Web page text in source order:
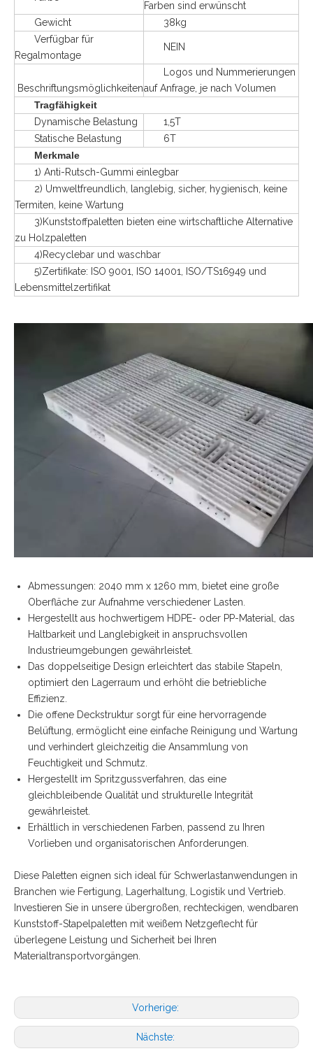
Farben sind erwünscht
Gewicht
38kg
Verfügbar für
Regalmontage
NEIN
Beschriftungsmöglichkeiten
Logos und Nummerierungen
auf Anfrage, je nach Volumen
Tragfähigkeit
Dynamische Belastung
1,5T
Statische Belastung
6T
Merkmale
1) Anti-Rutsch-Gummi einlegbar
2) Umweltfreundlich, langlebig, sicher, hygienisch, keine
Termiten, keine Wartung
3)Kunststoffpaletten bieten eine wirtschaftliche Alternative
zu Holzpaletten
4)Recyclebar und waschbar
5)Zertifikate: ISO 9001, ISO 14001, ISO/TS16949 und
Lebensmittelzertifikat
Abmessungen: 2040 mm x 1260 mm, bietet eine große
Oberfläche zur Aufnahme verschiedener Lasten.
Hergestellt aus hochwertigem HDPE- oder PP-Material, das
Haltbarkeit und Langlebigkeit in anspruchsvollen
Industrieumgebungen gewährleistet.
Das doppelseitige Design erleichtert das stabile Stapeln,
optimiert den Lagerraum und erhöht die betriebliche
Effizienz.
Die offene Deckstruktur sorgt für eine hervorragende
Belüftung, ermöglicht eine einfache Reinigung und Wartung
und verhindert gleichzeitig die Ansammlung von
Feuchtigkeit und Schmutz.
Hergestellt im Spritzgussverfahren, das eine
gleichbleibende Qualität und strukturelle Integrität
gewährleistet.
Erhältlich in verschiedenen Farben, passend zu Ihren
Vorlieben und organisatorischen Anforderungen.
Diese Paletten eignen sich ideal für Schwerlastanwendungen in
Branchen wie Fertigung, Lagerhaltung, Logistik und Vertrieb.
Investieren Sie in unsere übergroßen, rechteckigen, wendbaren
Kunststoff-Stapelpaletten mit weißem Netzgeflecht für
überlegene Leistung und Sicherheit bei Ihren
Materialtransportvorgängen.
Vorherige:
Nächste: